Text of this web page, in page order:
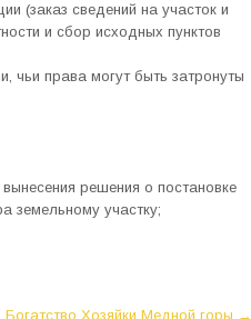
(заказ сведений на участок и
и сбор исходных пунктов
чьи права могут быть затронуты
решения о постановке
земельному участку;
Богатство Хозяйки Медной горы →